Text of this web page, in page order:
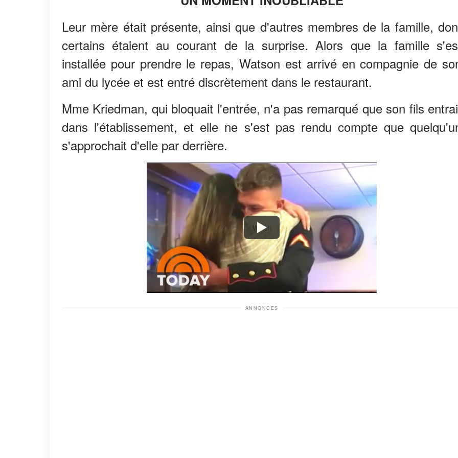
Leur mère était présente, ainsi que d'autres membres de la famille,
certains étaient au courant de la surprise. Alors que la famille
installée pour prendre le repas, Watson est arrivé en compagnie de
ami du lycée et est entré discrètement dans le restaurant.
Mme Kriedman, qui bloquait l'entrée, n'a pas remarqué que son fils
dans l'établissement, et elle ne s'est pas rendu compte que
s'approchait d'elle par derrière.
Watch
ANNONCES